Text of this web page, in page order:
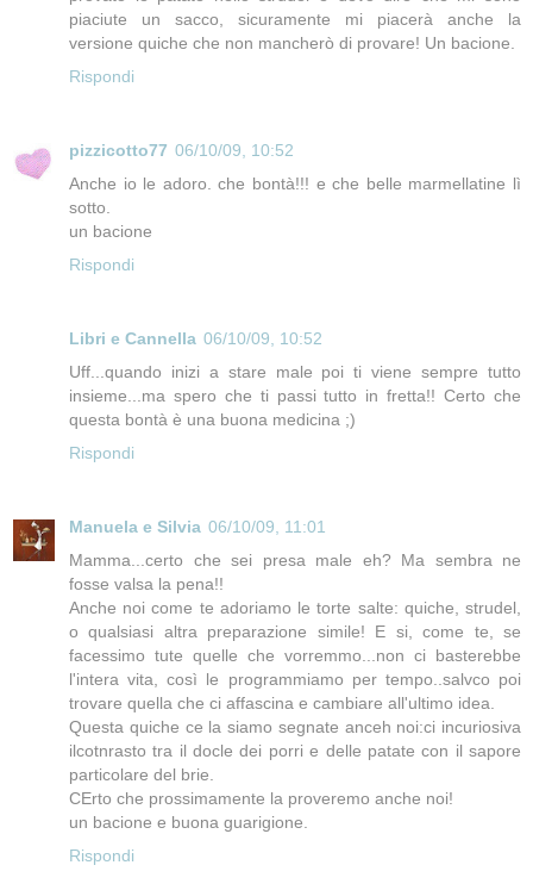
piaciute un sacco, sicuramente mi piacerà anche la
versione quiche che non mancherò di provare! Un bacione.
Rispondi
pizzicotto77 06/10/09, 10:52
Anche io le adoro. che bontà!!! e che belle marmellatine lì
sotto.
un bacione
Rispondi
Libri e Cannella 06/10/09, 10:52
Uff...quando inizi a stare male poi ti viene sempre tutto
insieme...ma spero che ti passi tutto in fretta!! Certo che
questa bontà è una buona medicina ;)
Rispondi
Manuela e Silvia 06/10/09, 11:01
Mamma...certo che sei presa male eh? Ma sembra ne
fosse valsa la pena!!
Anche noi come te adoriamo le torte salte: quiche, strudel,
o qualsiasi altra preparazione simile! E si, come te, se
facessimo tute quelle che vorremmo...non ci basterebbe
l'intera vita, così le programmiamo per tempo..salvco poi
trovare quella che ci affascina e cambiare all'ultimo idea.
Questa quiche ce la siamo segnate anceh noi:ci incuriosiva
ilcotnrasto tra il docle dei porri e delle patate con il sapore
particolare del brie.
CErto che prossimamente la proveremo anche noi!
un bacione e buona guarigione.
Rispondi